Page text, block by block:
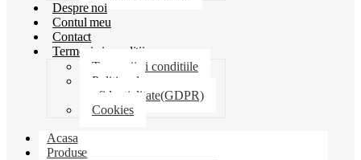
Despre noi
Contul meu
Contact
Termeni si conditii
Termenii si conditiile
Politica de
confidentialitate(GDPR)
Cookies
Acasa
Produse